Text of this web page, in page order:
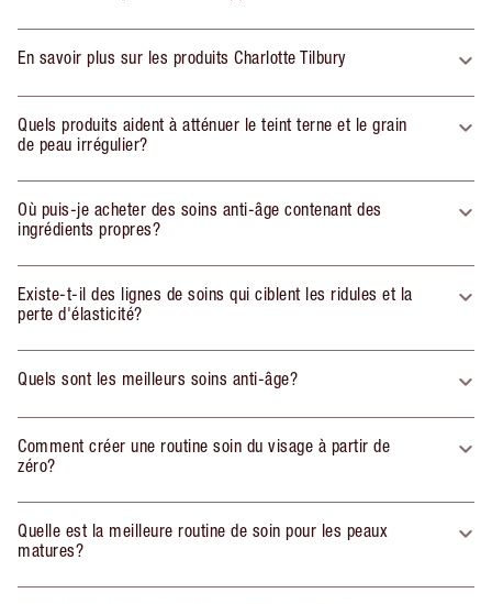
En savoir plus sur les produits Charlotte Tilbury
Quels produits aident à atténuer le teint terne et le grain
de peau irrégulier?
Où puis-je acheter des soins anti-âge contenant des
ingrédients propres?
Existe-t-il des lignes de soins qui ciblent les ridules et la
perte d'élasticité?
Quels sont les meilleurs soins anti-âge?
Comment créer une routine soin du visage à partir de
zéro?
Quelle est la meilleure routine de soin pour les peaux
matures?